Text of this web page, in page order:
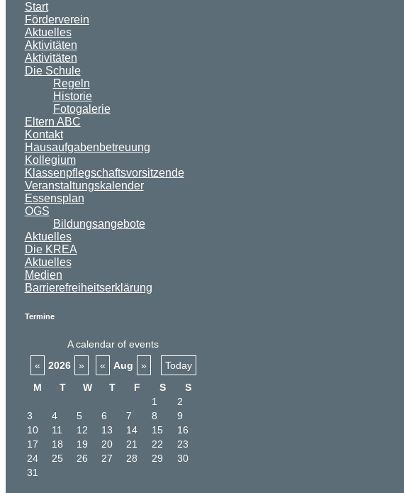
Start
Förderverein
Aktuelles
Aktivitäten
Aktivitäten
Die Schule
Regeln
Historie
Fotogalerie
Eltern ABC
Kontakt
Hausaufgabenbetreuung
Kollegium
Klassenpflegschaftsvorsitzende
Veranstaltungskalender
Essensplan
OGS
Bildungsangebote
Aktuelles
Die KREA
Aktuelles
Medien
Barrierefreiheitserklärung
Termine
A calendar of events
«
2026 » « Aug »
Today
M
T W T F S
S
1
2
3
4 5 6 7 8
9
10
11 12 13 14 15
16
17
18 19 20 21 22
23
24
25 26 27 28 29
30
31